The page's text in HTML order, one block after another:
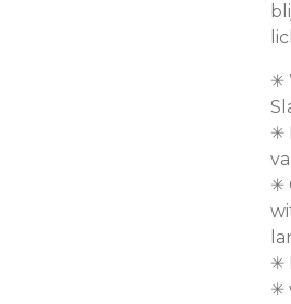
✳︎
✳︎
✳︎
✳︎
✳︎